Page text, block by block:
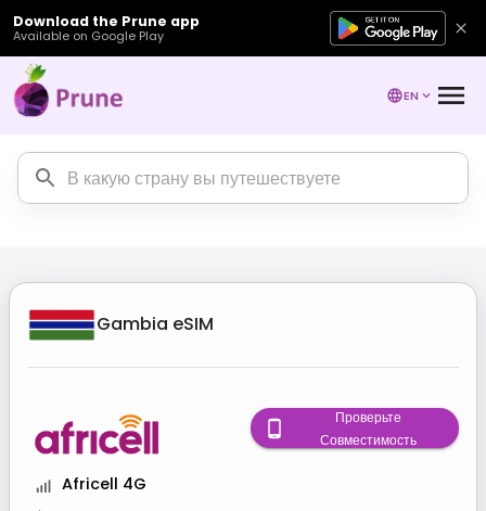
Download the Prune app
Available on Google Play
EN
Gambia eSIM
Africell 4G
Проверьте
Совместимость